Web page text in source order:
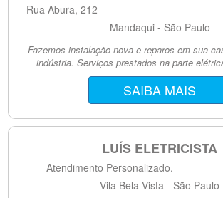
Rua Abura, 212
Mandaqui - São Paulo
Fazemos instalação nova e reparos em sua
indústria. Serviços prestados na parte
SAIBA MAIS
LUÍS ELETRICISTA
Atendimento Personalizado.
Vila Bela Vista - São Paulo